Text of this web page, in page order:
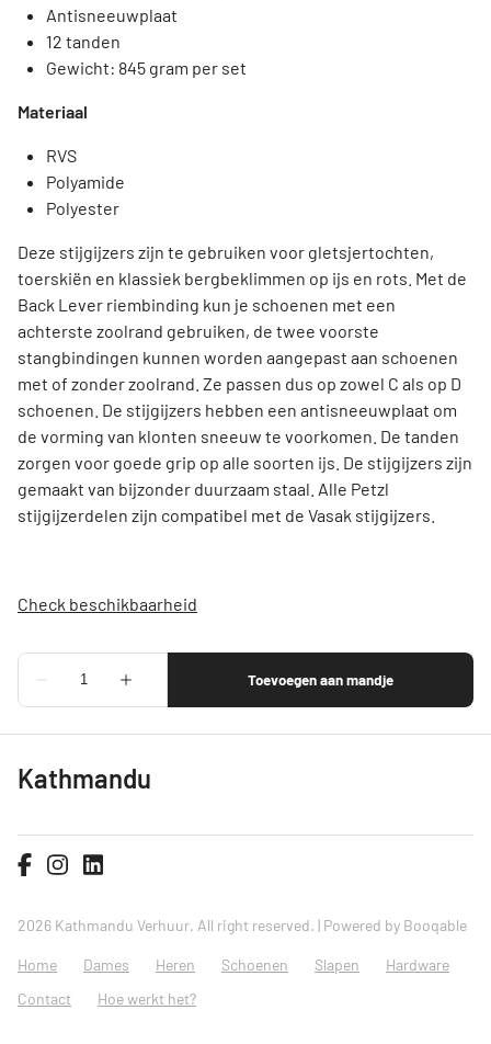
Antisneeuwplaat
12 tanden
Gewicht: 845 gram per set
Materiaal
RVS
Polyamide
Polyester
Deze stijgijzers zijn te gebruiken voor gletsjertochten,
toerskiën en klassiek bergbeklimmen op ijs en rots. Met de
Back Lever riembinding kun je schoenen met een
achterste zoolrand gebruiken, de twee voorste
stangbindingen kunnen worden aangepast aan schoenen
met of zonder zoolrand. Ze passen dus op zowel C als op D
schoenen. De stijgijzers hebben een antisneeuwplaat om
de vorming van klonten sneeuw te voorkomen. De tanden
zorgen voor goede grip op alle soorten ijs. De stijgijzers zijn
gemaakt van bijzonder duurzaam staal. Alle Petzl
stijgijzerdelen zijn compatibel met de Vasak stijgijzers.
Kathmandu
2026 Kathmandu Verhuur. All right reserved. | Powered by Booqable
Home Dames Heren Schoenen Slapen
Hardware
Contact
Hoe werkt het?